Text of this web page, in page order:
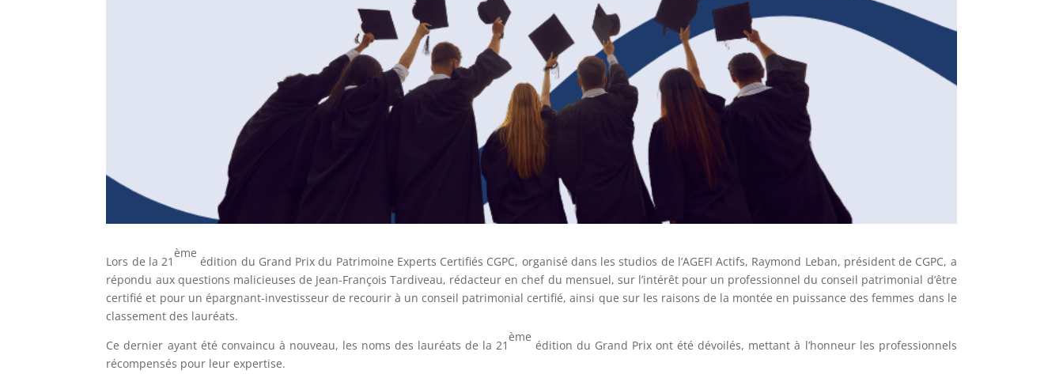
Lors de la 21
ème
édition du Grand Prix du Patrimoine Experts Certifiés CGPC, organisé dans les studios de l’AGEFI Actifs, Raymond Leban, président de CGPC, a
répondu aux questions malicieuses de Jean-François Tardiveau, rédacteur en chef du mensuel, sur l’intérêt pour un professionnel du conseil patrimonial d’être
certifié et pour un épargnant-investisseur de recourir à un conseil patrimonial certifié, ainsi que sur les raisons de la montée en puissance des femmes dans le
classement des lauréats.
Ce dernier ayant été convaincu à nouveau, les noms des lauréats de la 21
ème
édition du Grand Prix ont été dévoilés, mettant à l’honneur les professionnels
récompensés pour leur expertise.